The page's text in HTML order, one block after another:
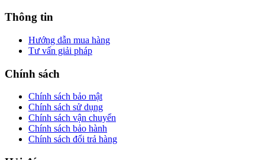
Thông tin
Hướng dẫn mua hàng
Tư vấn giải pháp
Chính sách
Chính sách bảo mật
Chính sách sử dụng
Chính sách vận chuyển
Chính sách bảo hành
Chính sách đổi trả hàng